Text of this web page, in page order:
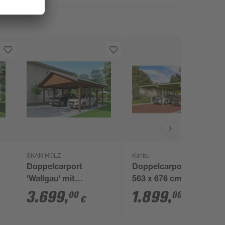
SKAN HOLZ
Doppelcarport
'Wallgau' mit
Dachlattung 620 x 600
cm nussbaum
3.699,00 €
Karibu
Doppelcarport 'Eco 2'
563 x 676 cm Kiefer
KDI PVC-Dach, mit
zwei Einfahrtsbögen
1.899,00